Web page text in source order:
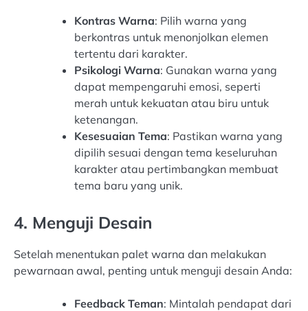
Kontras Warna: Pilih warna yang
berkontras untuk menonjolkan elemen
tertentu dari karakter.
Psikologi Warna: Gunakan warna yang
dapat mempengaruhi emosi, seperti
merah untuk kekuatan atau biru untuk
ketenangan.
Kesesuaian Tema: Pastikan warna yang
dipilih sesuai dengan tema keseluruhan
karakter atau pertimbangkan membuat
tema baru yang unik.
4. Menguji Desain
Setelah menentukan palet warna dan melakukan
pewarnaan awal, penting untuk menguji desain Anda:
Feedback Teman: Mintalah pendapat dari